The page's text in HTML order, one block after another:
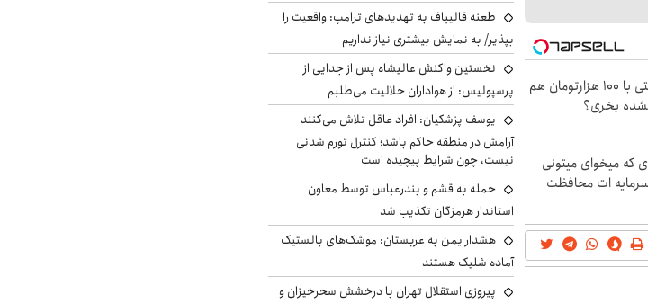
میدونستی حتی با ۱۰۰ هزارتومان هم
بخری؟
که میخوای میتونی
ات محافظت
طعنه قالیباف به تهدیدهای ترامپ: واقعیت را
بپذیر/ به نمایش بیشتری نیاز نداریم
نخستین واکنش عالیشاه پس از جدایی از
پرسپولیس: از هواداران حلالیت می‌طلبم
یوسف پزشکیان: افراد عاقل تلاش می‌کنند
آرامش در منطقه حاکم باشد؛ کنترل تورم شدنی
نیست، چون شرایط پیچیده است
حمله به قشم و بندرعباس توسط معاون
استاندار هرمزگان تکذیب شد
هشدار یمن به عربستان: موشک‌های بالستیک
آماده شلیک هستند
پیروزی استقلال تهران با درخشش سحرخیزان و